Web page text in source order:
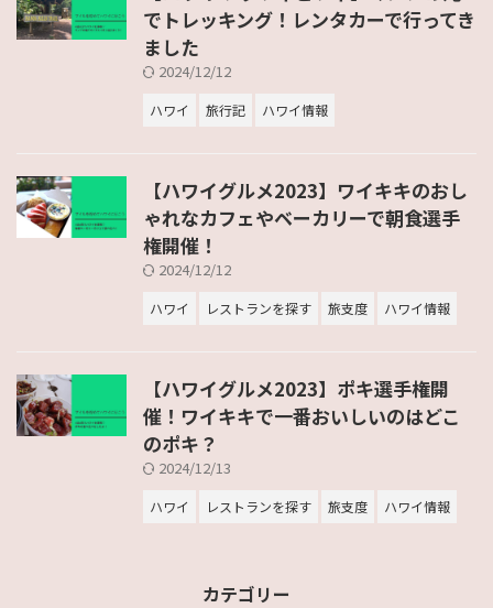
でトレッキング！レンタカーで行ってき
ました
2024/12/12
ハワイ 旅行記 ハワイ情報
【ハワイグルメ2023】ワイキキのおし
ゃれなカフェやベーカリーで朝食選手
権開催！
2024/12/12
ハワイ レストランを探す 旅支度 ハワイ情報
【ハワイグルメ2023】ポキ選手権開
催！ワイキキで一番おいしいのはどこ
のポキ？
2024/12/13
ハワイ レストランを探す 旅支度 ハワイ情報
カテゴリー